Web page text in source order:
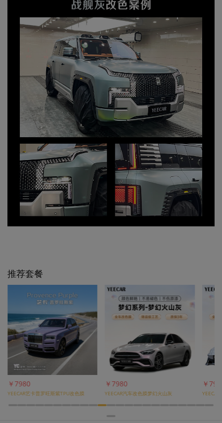
推荐套餐
￥7980
YEECAR汽车改色膜梦幻火山灰
￥7980
YEECAR汽车改色膜水晶白
￥